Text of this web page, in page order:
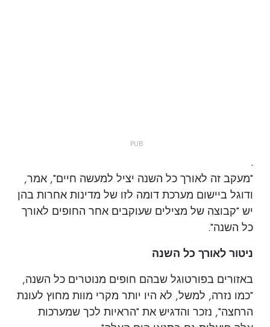
.
"מעקב זה לאורך כל השנה יציל למעשה חיים", אמר,
ודוגל ביישום מערכת דומה לזו של מדינות אחרות בהן
יש "קבוצה של מצילים שעוקבים אחר החופים לאורך
כל השנה".
ניטור לאורך כל השנה
באזורים בפורטוגל שבהם חופים מנוטרים כל השנה,
"כמו נזרה, למשל, לא היו יותר מקרי מוות מחוץ לעונת
הרחצה", נזכר והדגיש את "הראיות לכך שמערכות